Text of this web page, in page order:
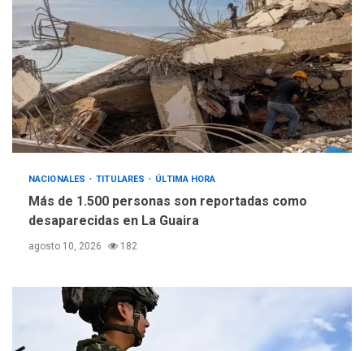
NACIONALES TITULARES ÚLTIMA HORA
Más de 1.500 personas son reportadas como
desaparecidas en La Guaira
agosto 10, 2026 182